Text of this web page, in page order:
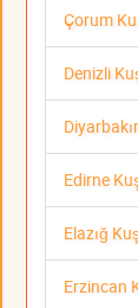
Çorum
Denizli
Edirne
Elazığ
Erzincan